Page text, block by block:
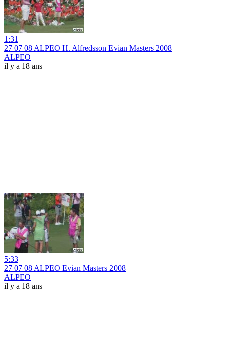
1:31
27 07 08 ALPEO H. Alfredsson Evian Masters 2008
ALPEO
il y a 18 ans
5:33
27 07 08 ALPEO Evian Masters 2008
ALPEO
il y a 18 ans